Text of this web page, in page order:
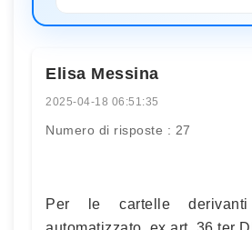
Elisa Messina
2025-04-18 06:51:35
Numero di risposte : 27
Per le cartelle